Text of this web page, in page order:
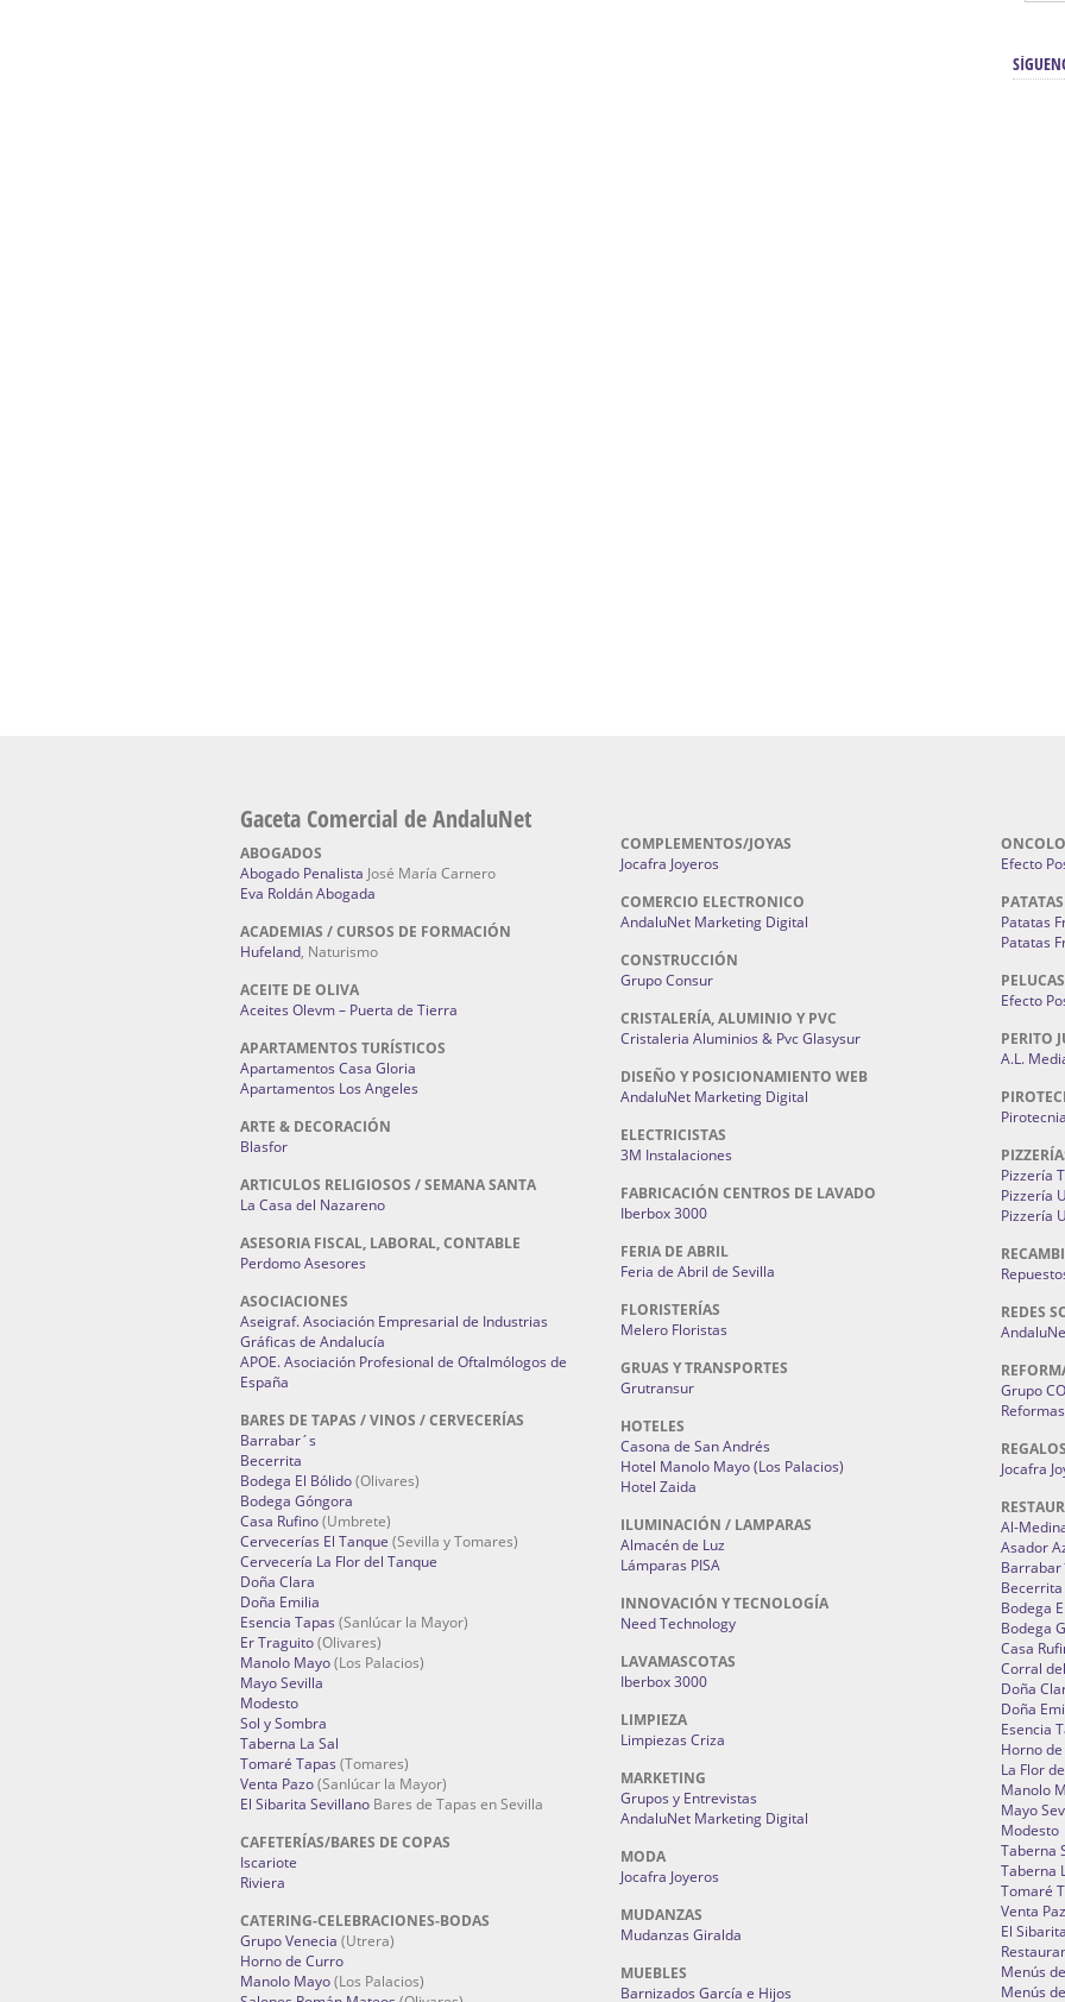
Gaceta Comercial de AndaluNet
ABOGADOS
Abogado Penalista José María Carnero
Eva Roldán Abogada
ACADEMIAS / CURSOS DE FORMACIÓN
Hufeland, Naturismo
ACEITE DE OLIVA
Aceites Olevm – Puerta de Tierra
APARTAMENTOS TURÍSTICOS
Apartamentos Casa Gloria
Apartamentos Los Angeles
ARTE & DECORACIÓN
Blasfor
ARTICULOS RELIGIOSOS / SEMANA SANTA
La Casa del Nazareno
ASESORIA FISCAL, LABORAL, CONTABLE
Perdomo Asesores
ASOCIACIONES
Aseigraf. Asociación Empresarial de Industrias
Gráficas de Andalucía
APOE. Asociación Profesional de Oftalmólogos de
España
BARES DE TAPAS / VINOS / CERVECERÍAS
Barrabar´s
Becerrita
Bodega El Bólido(Olivares)
Bodega Góngora
Casa Rufino(Umbrete)
Cervecerías El Tanque (Sevilla y Tomares)
Cervecería La Flor del Tanque
Doña Clara
Doña Emilia
Esencia Tapas (Sanlúcar la Mayor)
Er Traguito(Olivares)
Manolo Mayo(Los Palacios)
Mayo Sevilla
Modesto
Sol y Sombra
Taberna La Sal
Tomaré Tapas (Tomares)
Venta Pazo(Sanlúcar la Mayor)
El Sibarita Sevillano Bares de Tapas en Sevilla
CAFETERÍAS/BARES DE COPAS
Iscariote
Riviera
CATERING-CELEBRACIONES-BODAS
Grupo Venecia (Utrera)
Horno de Curro
Manolo Mayo(Los Palacios)
COMPLEMENTOS/JOYAS
Jocafra Joyeros
COMERCIO ELECTRONICO
AndaluNet Marketing Digital
CONSTRUCCIÓN
Grupo Consur
CRISTALERÍA, ALUMINIO Y PVC
Cristaleria Aluminios & Pvc Glasysur
DISEÑO Y POSICIONAMIENTO WEB
AndaluNet Marketing Digital
ELECTRICISTAS
3M Instalaciones
FABRICACIÓN CENTROS DE LAVADO
Iberbox 3000
FERIA DE ABRIL
Feria de Abril de Sevilla
FLORISTERÍAS
Melero Floristas
GRUAS Y TRANSPORTES
Grutransur
HOTELES
Casona de San Andrés
Hotel Manolo Mayo (Los Palacios)
Hotel Zaida
ILUMINACIÓN / LAMPARAS
Almacén de Luz
Lámparas PISA
INNOVACIÓN Y TECNOLOGÍA
Need Technology
LAVAMASCOTAS
Iberbox 3000
LIMPIEZA
Limpiezas Criza
MARKETING
Grupos y Entrevistas
AndaluNet Marketing Digital
MODA
Jocafra Joyeros
MUDANZAS
Mudanzas Giralda
MUEBLES
Barnizados García e Hijos
Efecto
Patatas
Patatas
PELUCAS
Efecto
PERITO
A.L.
Pizzería
Pizzería
Pizzería
REDES
Grupo
Jocafra
Al-
Asador
Becerrita
Bodega
Bodega
Casa
Corral
Doña
Doña
Esencia
Horno
La Flor
Manolo
Mayo
Modesto
Taberna
Taberna
Tomaré
Venta
El
Menús
Menús